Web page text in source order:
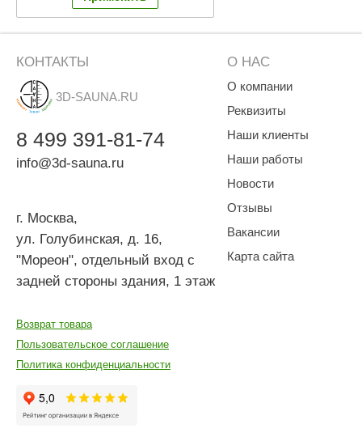
О НАС
О компании
Реквизиты
Наши клиенты
Наши работы
Новости
Отзывы
Вакансии
Карта сайта
КОНТАКТЫ
3D-SAUNA.RU
8 499 391-81-74
info@3d-sauna.ru
г. Москва,
ул. Голубинская, д. 16,
"Мореон", отдельный вход с
задней стороны здания, 1 этаж
Возврат товара
Пользовательское соглашение
Политика конфиденциальности